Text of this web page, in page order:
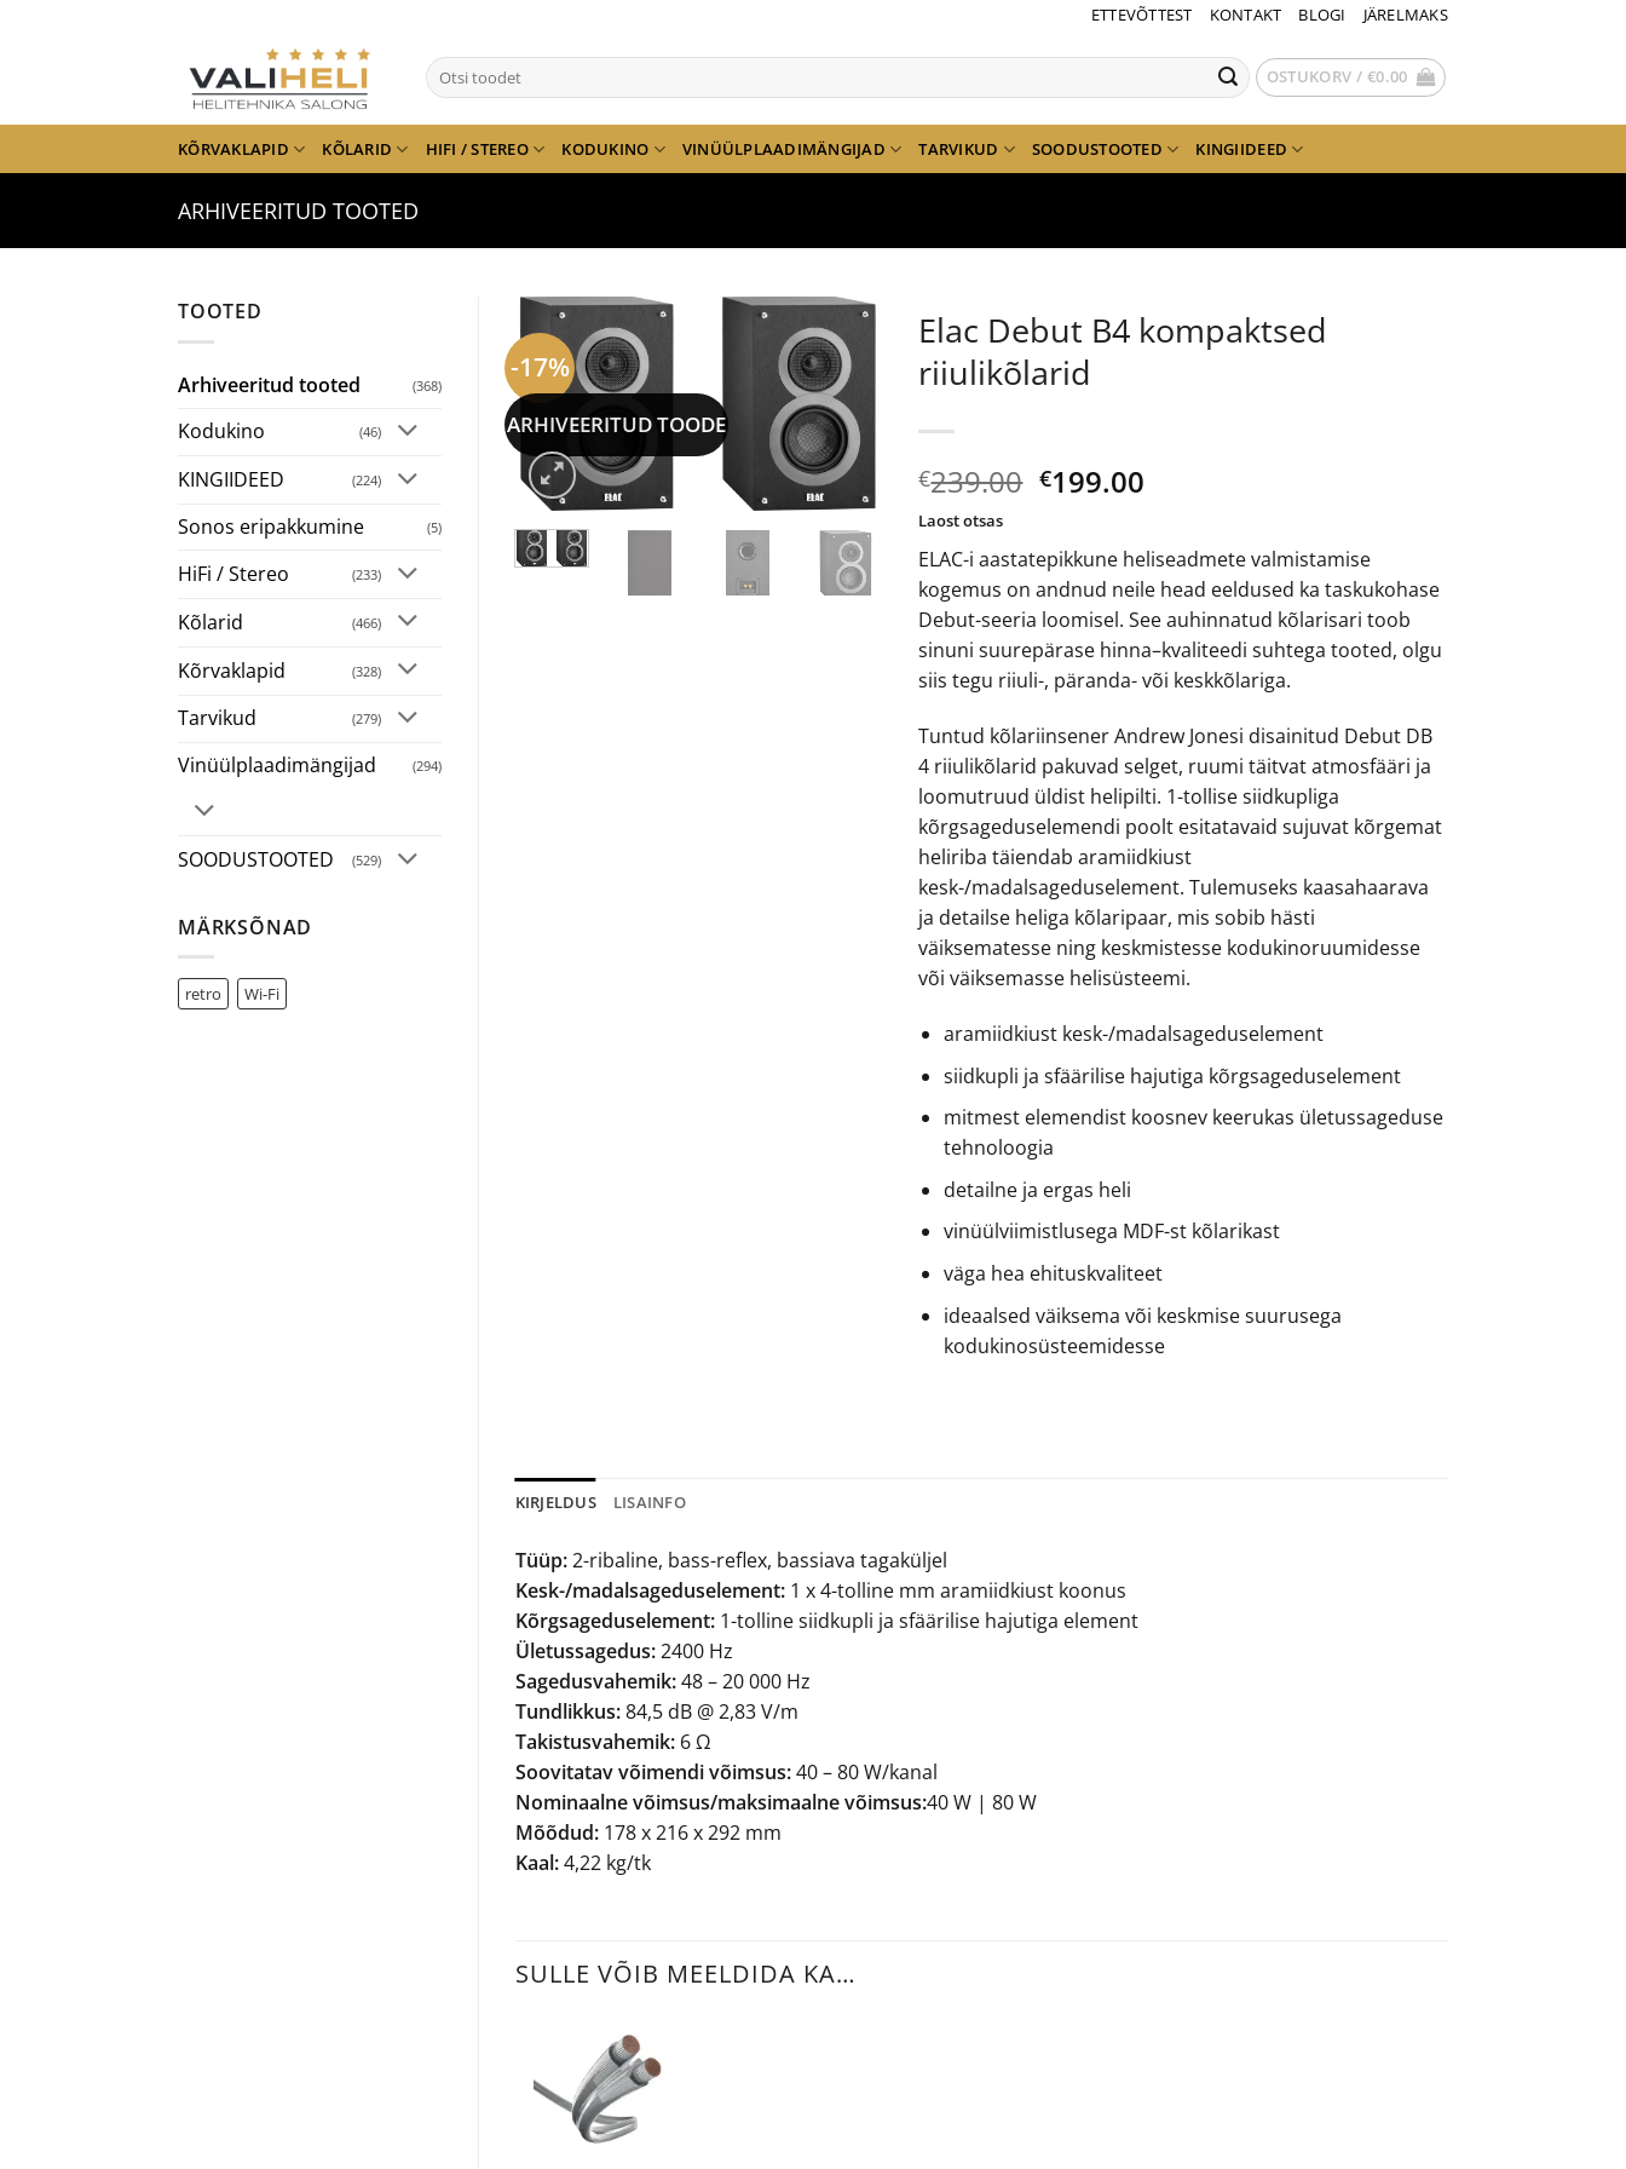
ETTEVÕTTEST KONTAKT BLOGI JÄRELMAKS
Otsi: OSTUKORV / €0.00
KÕRVAKLAPID KÕLARID HIFI / STEREO KODUKINO VINÜÜLPLAADIMÄNGIJAD TARVIKUD SOODUSTOOTED KINGIIDEED
ARHIVEERITUD TOOTED
TOOTED
Arhiveeritud tooted (368)
Kodukino (46)
KINGIIDEED (224)
Sonos eripakkumine (5)
HiFi / Stereo (233)
Kõlarid (466)
Kõrvaklapid (328)
Tarvikud (279)
Vinüülplaadimängijad (294)
SOODUSTOOTED (529)
MÄRKSÕNAD
retro Wi-Fi
-17%
ARHIVEERITUD TOODE
Elac Debut B4 kompaktsed
riiulikõlarid
€239.00 Algne
€239.00.
€199.00Current
€199.00.
ELAC-i aastatepikkune heliseadmete valmistamise
kogemus on andnud neile head eeldused ka taskukohase
Debut-seeria loomisel. See auhinnatud kõlarisari toob
sinuni suurepärase hinna–kvaliteedi suhtega tooted, olgu
siis tegu riiuli-, päranda- või keskkõlariga.
Tuntud kõlariinsener Andrew Jonesi disainitud Debut DB
4 riiulikõlarid pakuvad selget, ruumi täitvat atmosfääri ja
loomutruud üldist helipilti. 1-tollise siidkupliga
kõrgsageduselemendi poolt esitatavaid sujuvat kõrgemat
heliriba täiendab aramiidkiust
kesk-/madalsageduselement. Tulemuseks kaasahaarava
ja detailse heliga kõlaripaar, mis sobib hästi
väiksematesse ning keskmistesse kodukinoruumidesse
või väiksemasse helisüsteemi.
aramiidkiust kesk-/madalsageduselement
siidkupli ja sfäärilise hajutiga kõrgsageduselement
mitmest elemendist koosnev keerukas ületussageduse
tehnoloogia
detailne ja ergas heli
vinüülviimistlusega MDF-st kõlarikast
väga hea ehituskvaliteet
ideaalsed väiksema või keskmise suurusega
kodukinosüsteemidesse
Laost otsas
KIRJELDUS LISAINFO
Tüüp:2-ribaline, bass-reflex, bassiava tagaküljel
Kesk-/madalsageduselement: 1 x 4-tolline mm aramiidkiust koonus
Kõrgsageduselement: 1-tolline siidkupli ja sfäärilise hajutiga element
Ületussagedus:2400 Hz
Sagedusvahemik:48 – 20 000 Hz
Tundlikkus:84,5 dB @ 2,83 V/m
Takistusvahemik: 6 Ω
Soovitatav võimendi võimsus:40 – 80 W/kanal
Nominaalne võimsus/maksimaalne võimsus:40 W | 80 W
Mõõdud: 178 x 216 x 292 mm
Kaal:4,22 kg/tk
SULLE VÕIB MEELDIDA KA…